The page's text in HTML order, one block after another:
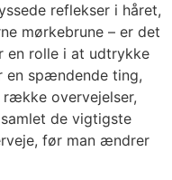
reflekser i håret,
mørkebrune – er det
en rolle i at udtrykke
en spændende ting,
overvejelser,
de vigtigste
før man ændrer